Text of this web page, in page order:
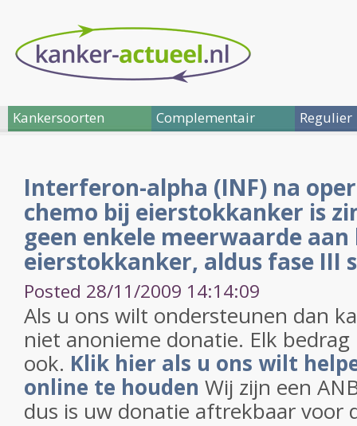
Kankersoorten Complementair Regulier
Interferon-alpha (INF) na
chemo bij eierstokkanker is
geen enkele meerwaarde
eierstokkanker, aldus fase III
Posted 28/11/2009 14:14:09
Als u ons wilt ondersteunen dan
niet anonieme donatie. Elk
ook. Klik hier als u ons wilt
online te houden Wij zijn een
dus is uw donatie aftrekbaar voor